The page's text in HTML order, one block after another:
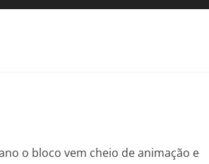
o bloco vem cheio de animação e